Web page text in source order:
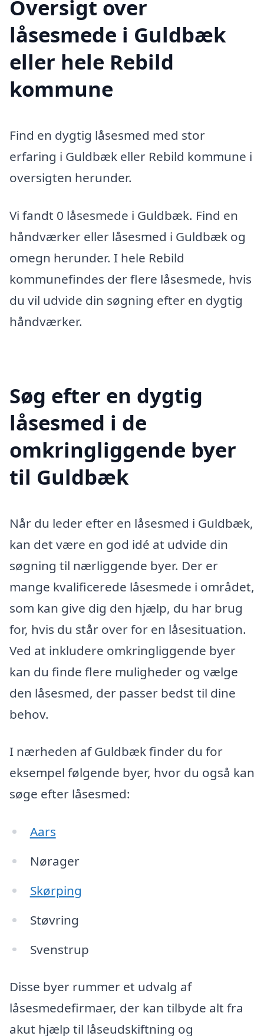
Oversigt over
låsesmede i Guldbæk
eller hele Rebild
kommune
Find en dygtig låsesmed med stor
erfaring i Guldbæk eller Rebild kommune i
oversigten herunder.
Vi fandt 0 låsesmede i Guldbæk. Find en
håndværker eller låsesmed i Guldbæk og
omegn herunder. I hele Rebild
kommunefindes der flere låsesmede, hvis
du vil udvide din søgning efter en dygtig
håndværker.
Søg efter en dygtig
låsesmed i de
omkringliggende byer
til Guldbæk
Når du leder efter en låsesmed i Guldbæk,
kan det være en god idé at udvide din
søgning til nærliggende byer. Der er
mange kvalificerede låsesmede i området,
som kan give dig den hjælp, du har brug
for, hvis du står over for en låsesituation.
Ved at inkludere omkringliggende byer
kan du finde flere muligheder og vælge
den låsesmed, der passer bedst til dine
behov.
I nærheden af Guldbæk finder du for
eksempel følgende byer, hvor du også kan
søge efter låsesmed:
Aars
Nørager
Skørping
Støvring
Svenstrup
Disse byer rummer et udvalg af
låsesmedefirmaer, der kan tilbyde alt fra
akut hjælp til låseudskiftning og